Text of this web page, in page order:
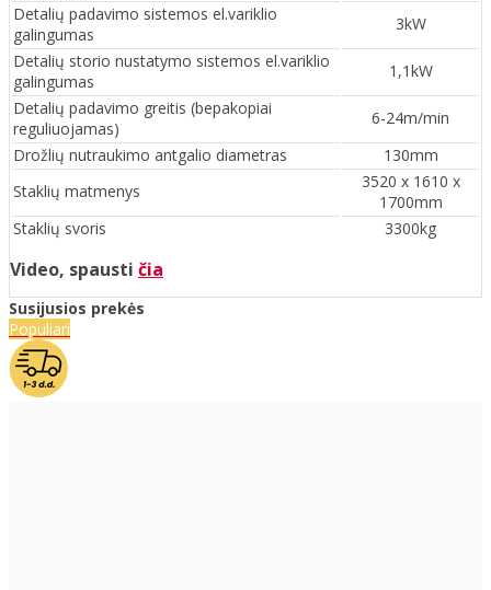
Detalių padavimo sistemos el.variklio
galingumas
3kW
Detalių storio nustatymo sistemos el.variklio
galingumas
1,1kW
Detalių padavimo greitis (bepakopiai
reguliuojamas)
6-24m/min
Drožlių nutraukimo antgalio diametras
130mm
Staklių matmenys
3520 x 1610 x
1700mm
Staklių svoris
3300kg
Video, spausti čia
Susijusios prekės
Populiari